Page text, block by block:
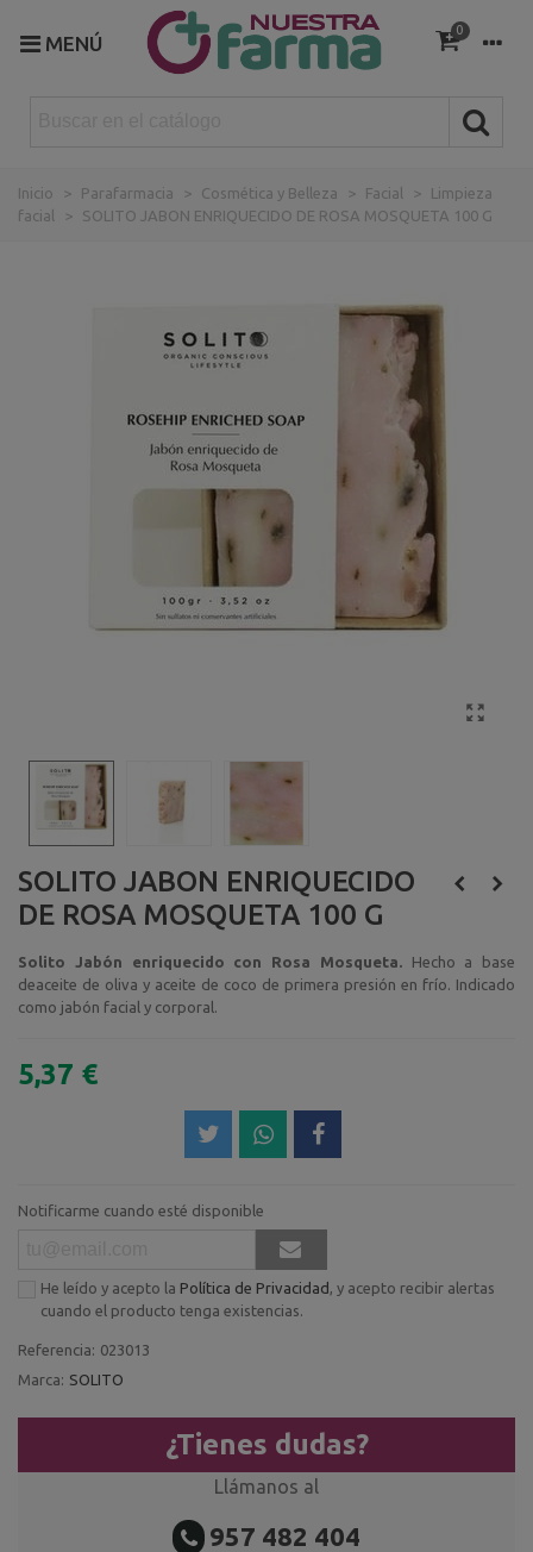
MENÚ
0
Inicio > Parafarmacia > Cosmética y Belleza > Facial >
Limpieza
facial
> SOLITO JABON ENRIQUECIDO DE ROSA MOSQUETA 100 G
SOLITO JABON ENRIQUECIDO
DE ROSA MOSQUETA 100 G
Solito Jabón enriquecido con Rosa Mosqueta.
Hecho a base
deaceite de oliva y aceite de coco de primera presión en frío. Indicado
como jabón facial y corporal.
5,37 €
Notificarme cuando esté disponible
He leído y acepto la Política de Privacidad , y acepto recibir alertas
cuando el producto tenga existencias.
Referencia: 023013
Marca: SOLITO
¿Tienes dudas?
Llámanos al
957 482 404